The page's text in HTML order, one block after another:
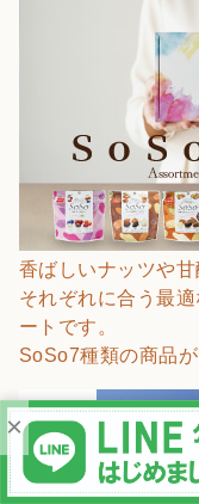
×
香ばしいナッツや甘
それぞれに合う最
ートです。
SoSo7種類の商品